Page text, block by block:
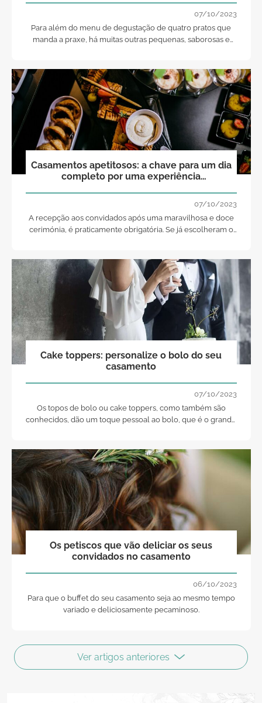
07/10/2023
Para além do menu de degustação de quatro pratos que
manda a praxe, há muitas outras pequenas, saborosas e
Casamentos apetitosos: a chave para um dia
completo por uma experiência
07/10/2023
A recepção aos convidados após uma maravilhosa e doce
cerimónia, é praticamente obrigatória. Se já escolheram o
não, então é tempo de pensarem em ementas e condições!
Cake toppers: personalize o bolo do seu
casamento
07/10/2023
Os topos de bolo ou cake toppers, como também são
conhecidos, dão um toque pessoal ao bolo, que é o grande
Os petiscos que vão deliciar os seus
convidados no casamento
06/10/2023
Para que o buffet do seu casamento seja ao mesmo tempo
variado e deliciosamente pecaminoso.
Ver artigos anteriores